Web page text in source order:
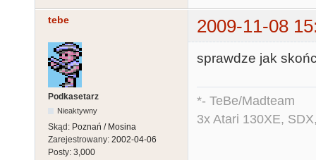
tebe 2009-11-08
Podkasetarz
Nieaktywny
Skąd: Poznań / Mosina
Zarejestrowany: 2002-04-06
Posty: 3,000
sprawdze jak
*- TeBe/Madteam
3x Atari 130XE,